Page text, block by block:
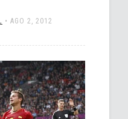
• AGO 2, 2012